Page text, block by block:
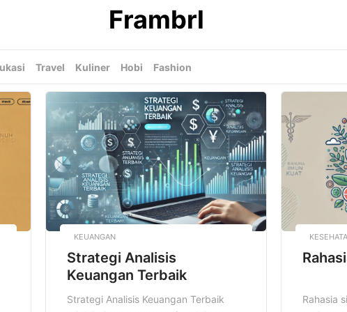
Frambrl
Travel Kuliner Hobi Fashion
KEUANGAN
Strategi Analisis
Keuangan Terbaik
Strategi Analisis Keuangan Terbaik
Rahasia